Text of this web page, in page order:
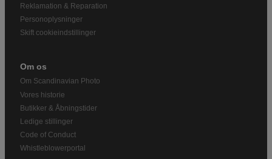
Reklamation & Reparation
Personoplysninger
Skift cookieindstillinger
Om os
Om Scandinavian Photo
Vores historie
Butikker & Åbningstider
Ledige stillinger
Code of Conduct
Whistleblowerportal